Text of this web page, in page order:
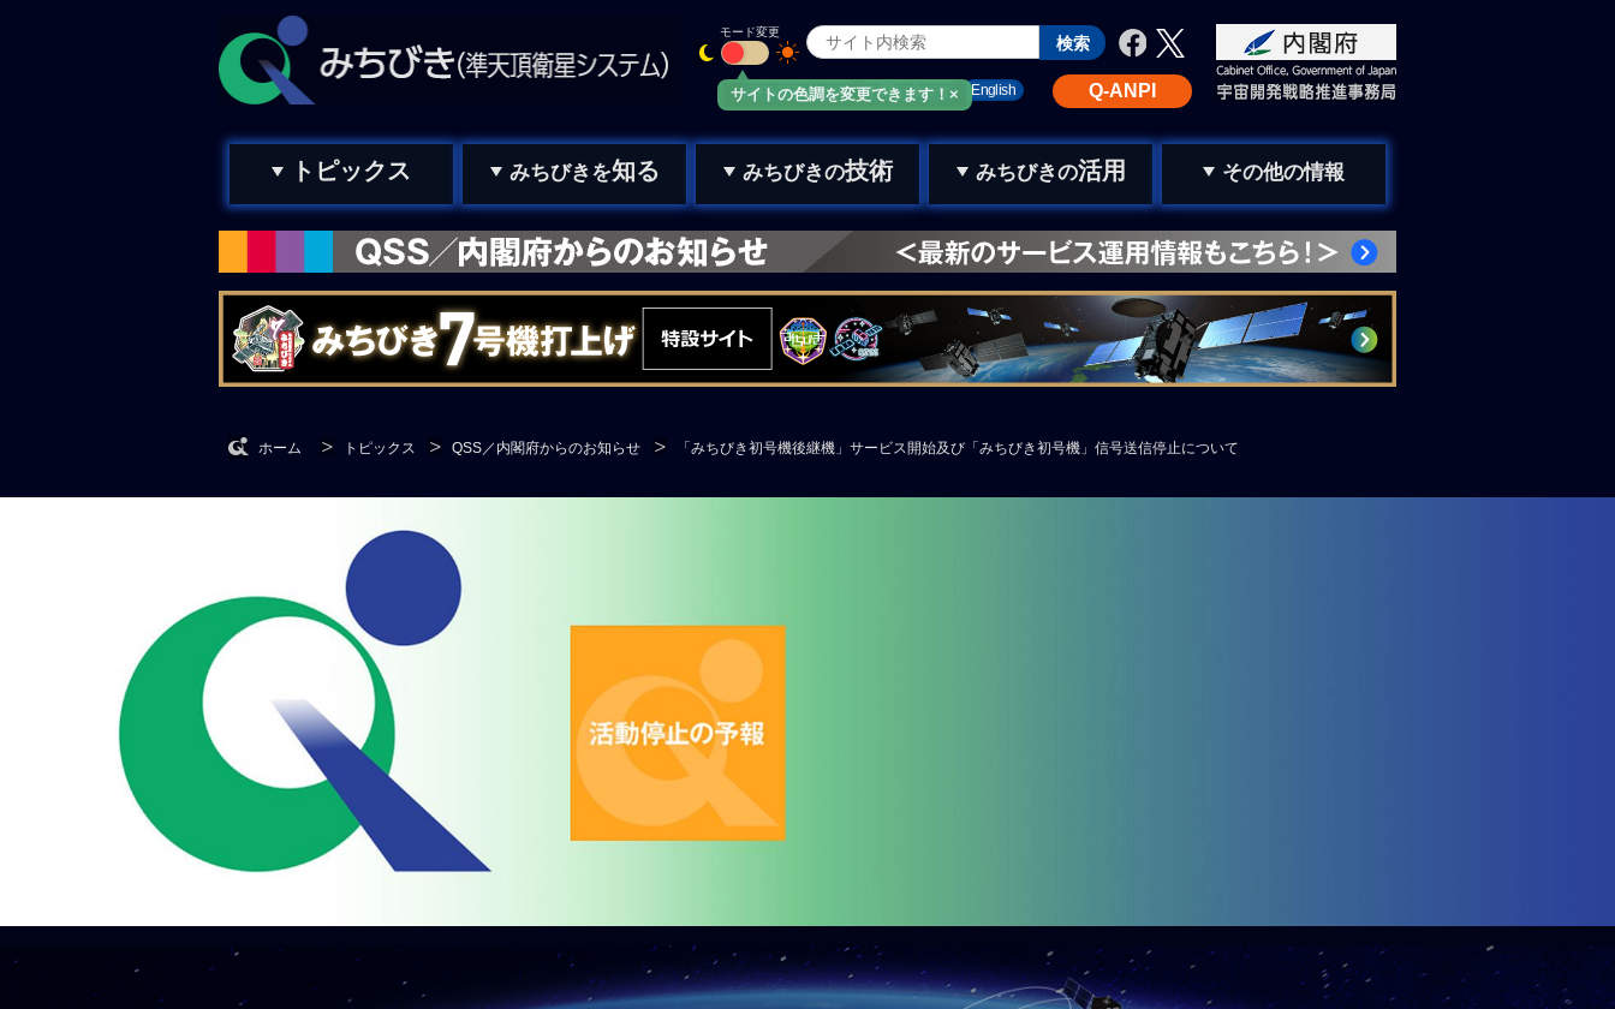
サイトの色調を変更できます！×
モード変更
Q-ANPI
English
お問い合わせ
みちびきメール
トピックス みちびきを知る みちびきの技術 みちびきの活用 その他の情報
ホーム トピックス QSS／内閣府からのお知らせ 「みちびき初号機後継機」サービス開始及び「みちびき初号機」信号送信停止について